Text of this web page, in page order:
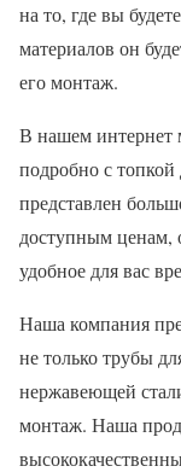
на то, где вы
материалов он
его монтаж.
В нашем интернет
подробно с
представлен
доступным ценам,
удобное для вас
Наша компания
не только трубы
нержавеющей
монтаж. Наша